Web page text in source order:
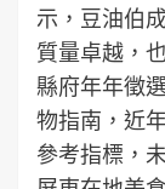
示，豆油伯
質量卓越，
縣府年年徵
物指南，近
參考指標，